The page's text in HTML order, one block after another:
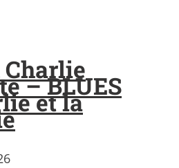
– BLUES
et la